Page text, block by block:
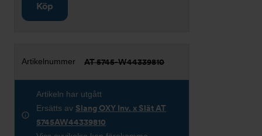
Köp
AT 5745-W44339810
Artikeln har utgått
Ersätts av Slang OXY Inv. x Slät AT
5745AW44339810